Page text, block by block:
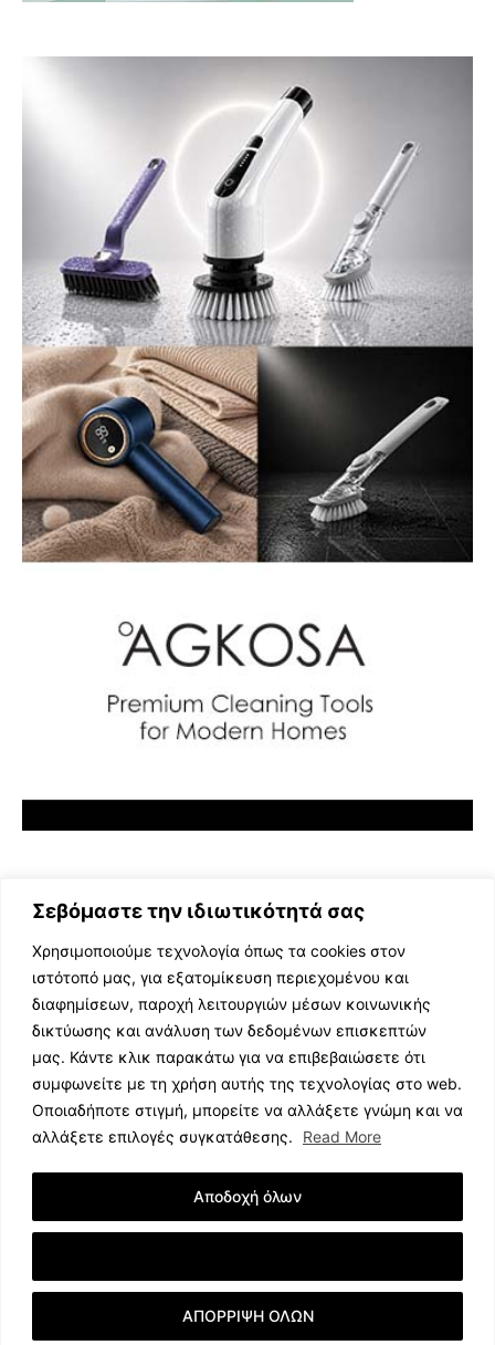
Σεβόμαστε την ιδιωτικότητά σας
Χρησιμοποιούμε τεχνολογία όπως τα cookies στον
ιστότοπό μας, για εξατομίκευση περιεχομένου και
διαφημίσεων, παροχή λειτουργιών μέσων κοινωνικής
δικτύωσης και ανάλυση των δεδομένων επισκεπτών
μας. Κάντε κλικ παρακάτω για να επιβεβαιώσετε ότι
συμφωνείτε με τη χρήση αυτής της τεχνολογίας στο web.
Οποιαδήποτε στιγμή, μπορείτε να αλλάξετε γνώμη και να
αλλάξετε επιλογές συγκατάθεσης.
Read More
ΑΠΟΡΡΙΨΗ ΟΛΩΝ
Αποδοχή όλων
ΕΛΛΗΝΙΚΗ ΜΟΥΣΙΚΗ
TV SHOWS
EVENTS
ΘΕΑΤΡΟ
ΔΙΑΓΩΝΙΣΜΟΙ
STOA CULTURA
ΣΥΝΕΝΤΕΥΞΕΙΣ
© 2023 music.net.cy, All Rights Reserved